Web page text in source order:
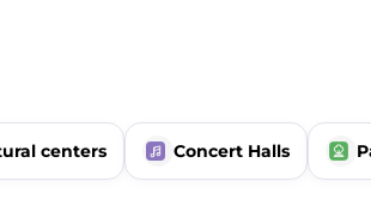
centers Concert Halls